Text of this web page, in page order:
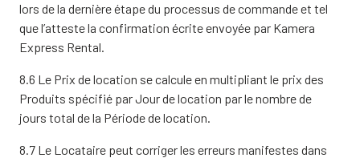
lors de la dernière étape du processus de commande et tel
que l’atteste la confirmation écrite envoyée par Kamera
Express Rental.
8.6 Le Prix de location se calcule en multipliant le prix des
Produits spécifié par Jour de location par le nombre de
jours total de la Période de location.
8.7 Le Locataire peut corriger les erreurs manifestes dans